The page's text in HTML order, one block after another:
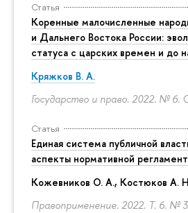
Статья
Коренные малочисленные
и Дальнего Востока России:
статуса с царских времен и до
Кряжков В. А.
Государство и право. 2022. № 6.
Статья
Единая система публичной
аспекты нормативной
Кожевников О. А., Костюков А.
Правоприменение. 2022. Т. 6. №